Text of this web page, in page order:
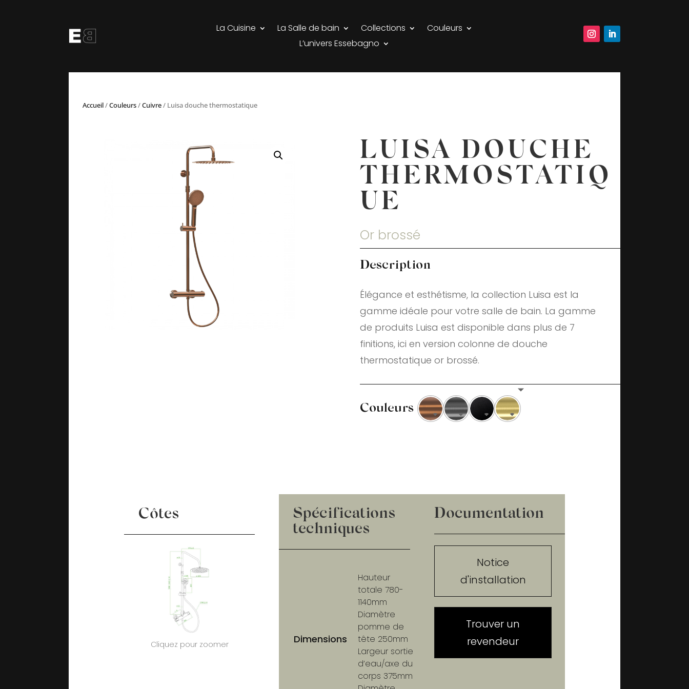
La Cuisine La Salle de bain Collections
Couleurs
L’univers Essebagno
Accueil/Couleurs/Cuivre/ Luisa douche thermostatique
LUISA DOUCHE
THERMOSTATIQ
UE
Or brossé
Description
Élégance et esthétisme, la collection Luisa est la
gamme idéale pour votre salle de bain. La gamme
de produits Luisa est disponible dans plus de 7
finitions, ici en version colonne de douche
thermostatique or brossé.
Couleurs
Côtes
Cliquez pour zoomer
Spécifications
techniques
Dimensions
Hauteur
totale 780-
1140mm
Diamètre
pomme de
tête 250mm
Largeur sortie
d’eau/axe du
corps 375mm
Documentation
Notice
d'installation
Trouver un
revendeur